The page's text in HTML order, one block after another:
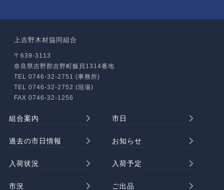
上吉野木材協同組合
〒639-3113
奈良県吉野郡吉野町飯貝1314番地
TEL 0746-32-2751 (事務所)
TEL 0746-32-2752 (現場)
FAX 0746-32-1256
組合案内 市日
過去の市日情報 お知らせ
入荷状況 入荷予定
市況 ご出品